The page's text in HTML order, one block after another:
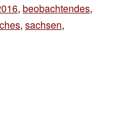
, beobachtendes,
, sachsen,